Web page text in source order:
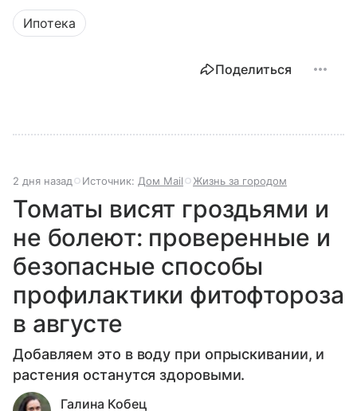
Ипотека
Поделиться
2 дня назад Источник: Дом Mail Жизнь за городом
Томаты висят гроздьями и
не болеют: проверенные и
безопасные способы
профилактики фитофтороза
в августе
Добавляем это в воду при опрыскивании, и
растения останутся здоровыми.
Галина Кобец